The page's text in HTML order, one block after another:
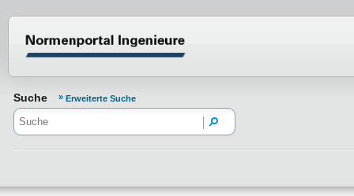
Suche Erweiterte Suche